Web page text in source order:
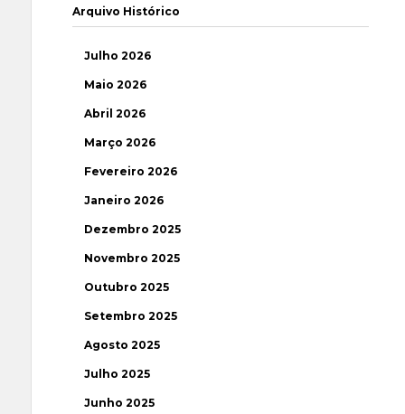
Arquivo Histórico
Julho 2026
Maio 2026
Abril 2026
Março 2026
Fevereiro 2026
Janeiro 2026
Dezembro 2025
Novembro 2025
Outubro 2025
Setembro 2025
Agosto 2025
Julho 2025
Junho 2025